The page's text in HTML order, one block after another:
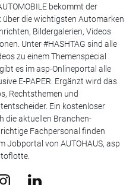
bekommt der
die wichtigsten Automarken
Bildergalerien, Videos
Unter #HASHTAG sind alle
zu einem Themenspecial
es im asp-Onlineportal alle
E-PAPER. Ergänzt wird das
Rechtsthemen und
Ein kostenloser
die aktuellen Branchen-
Fachpersonal finden
Jobportal von AUTOHAUS, asp